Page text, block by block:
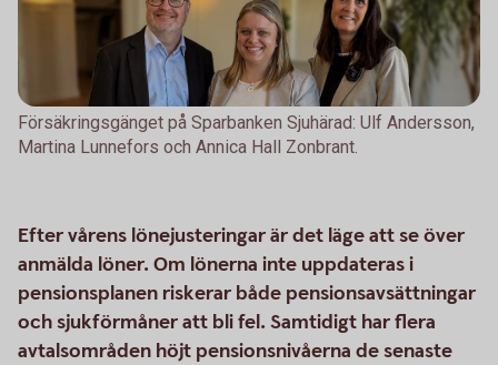
Försäkringsgänget på Sparbanken Sjuhärad: Ulf Andersson,
Martina Lunnefors och Annica Hall Zonbrant.
Efter vårens lönejusteringar är det läge att se över
anmälda löner. Om lönerna inte uppdateras i
pensionsplanen riskerar både pensionsavsättningar
och sjukförmåner att bli fel. Samtidigt har flera
avtalsområden höjt pensionsnivåerna de senaste